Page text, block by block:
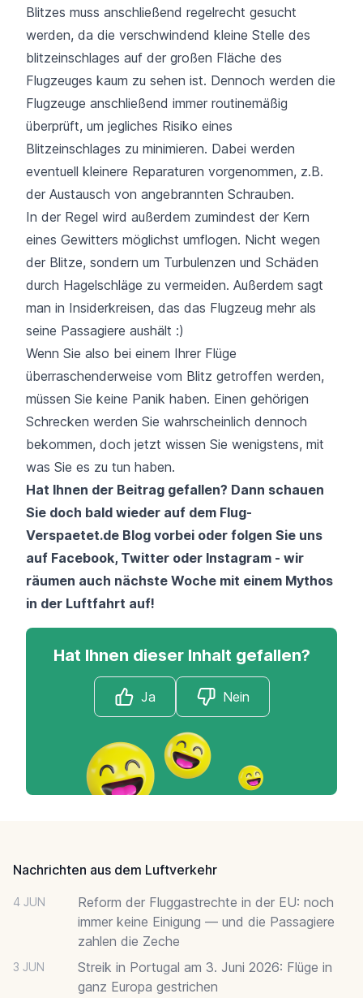
Blitzes muss anschließend regelrecht gesucht
werden, da die verschwindend kleine Stelle des
blitzeinschlages auf der großen Fläche des
Flugzeuges kaum zu sehen ist. Dennoch werden die
Flugzeuge anschließend immer routinemäßig
überprüft, um jegliches Risiko eines
Blitzeinschlages zu minimieren. Dabei werden
eventuell kleinere Reparaturen vorgenommen, z.B.
der Austausch von angebrannten Schrauben.
In der Regel wird außerdem zumindest der Kern
eines Gewitters möglichst umflogen. Nicht wegen
der Blitze, sondern um Turbulenzen und Schäden
durch Hagelschläge zu vermeiden. Außerdem sagt
man in Insiderkreisen, das das Flugzeug mehr als
seine Passagiere aushält :)
Wenn Sie also bei einem Ihrer Flüge
überraschenderweise vom Blitz getroffen werden,
müssen Sie keine Panik haben. Einen gehörigen
Schrecken werden Sie wahrscheinlich dennoch
bekommen, doch jetzt wissen Sie wenigstens, mit
was Sie es zu tun haben.
Hat Ihnen der Beitrag gefallen? Dann schauen
Sie doch bald wieder auf dem Flug-
Verspaetet.de Blog vorbei oder folgen Sie uns
auf Facebook, Twitter oder Instagram - wir
räumen auch nächste Woche mit einem Mythos
in der Luftfahrt auf!
Hat Ihnen dieser Inhalt gefallen?
Ja Nein
Nachrichten aus dem Luftverkehr
4 JUN
Reform der Fluggastrechte in der EU: noch
immer keine Einigung — und die Passagiere
zahlen die Zeche
3 JUN
Streik in Portugal am 3. Juni 2026: Flüge in
ganz Europa gestrichen